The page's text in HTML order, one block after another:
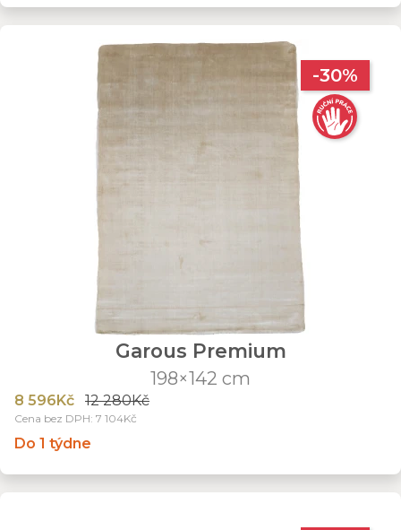
-30%
Garous Premium
198×142 cm
8 596Kč 12 280Kč
Cena bez DPH: 7 104Kč
Do 1 týdne